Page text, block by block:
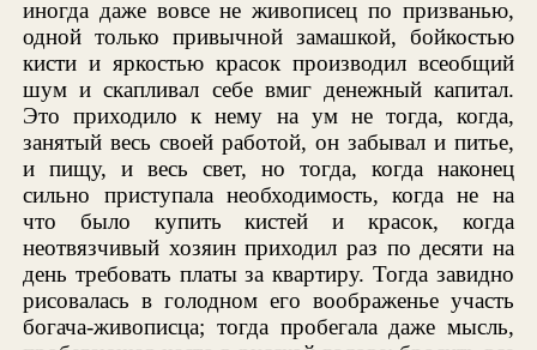
иногда даже вовсе не живописец по призванью,
одной только привычной замашкой, бойкостью
кисти и яркостью красок производил всеобщий
шум и скапливал себе вмиг денежный капитал.
Это приходило к нему на ум не тогда, когда,
занятый весь своей работой, он забывал и питье,
и пищу, и весь свет, но тогда, когда наконец
сильно приступала необходимость, когда не на
что было купить кистей и красок, когда
неотвязчивый хозяин приходил раз по десяти на
день требовать платы за квартиру. Тогда завидно
рисовалась в голодном его воображенье участь
богача-живописца; тогда пробегала даже мысль,